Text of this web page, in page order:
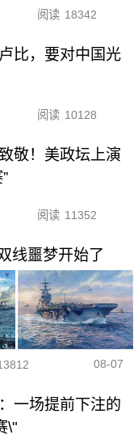
阅读 18342
比，要对中国光
阅读 10128
敬！美政坛上演
阅读 11352
线噩梦开始了
08-07
一场提前下注的
\"